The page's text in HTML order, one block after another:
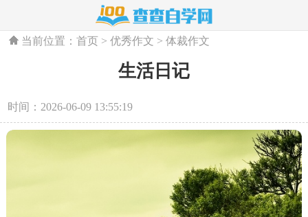
当前位置：首页 >优秀作文 >体裁作文
生活日记
时间：2026-06-09 13:55:19